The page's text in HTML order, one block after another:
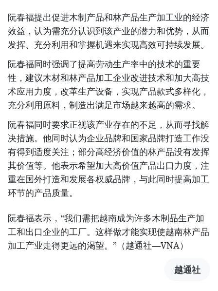
阮春福提出促进木制产品和林产品生产加工业的经济
效益，认为需充分认识到该产业的潜力和优势，从而
发挥、充分利用和掌握机遇来实现高效可持续发展。
阮春福同时强调了提高劳动生产率中的技术的重要
性，建议木材和林产品加工企业改进技术和加大高技
术应用力度，改革生产设备，实现产品款式多样化，
充分利用原料，制造出满足市场越来越高的需求。
阮春福同时要求正视该产业存在的不足，从而寻找解
决措施。他同时认为企业品牌和国家品牌打造工作没
有得到适度关注；部分高经济价值的林产品没有发挥
其价值等。他表示希望加大高价值产品出口力度，注
重在国外打造和发展各权威品牌，与此同时提高加工
环节的产品质量。
阮春福表示，“我们需把越南成为许多木制品生产加
工和出口企业的工厂。这样做才能实现使越南林产品
加工产业走得更远的渴望。”（越通社—VNA）
越通社